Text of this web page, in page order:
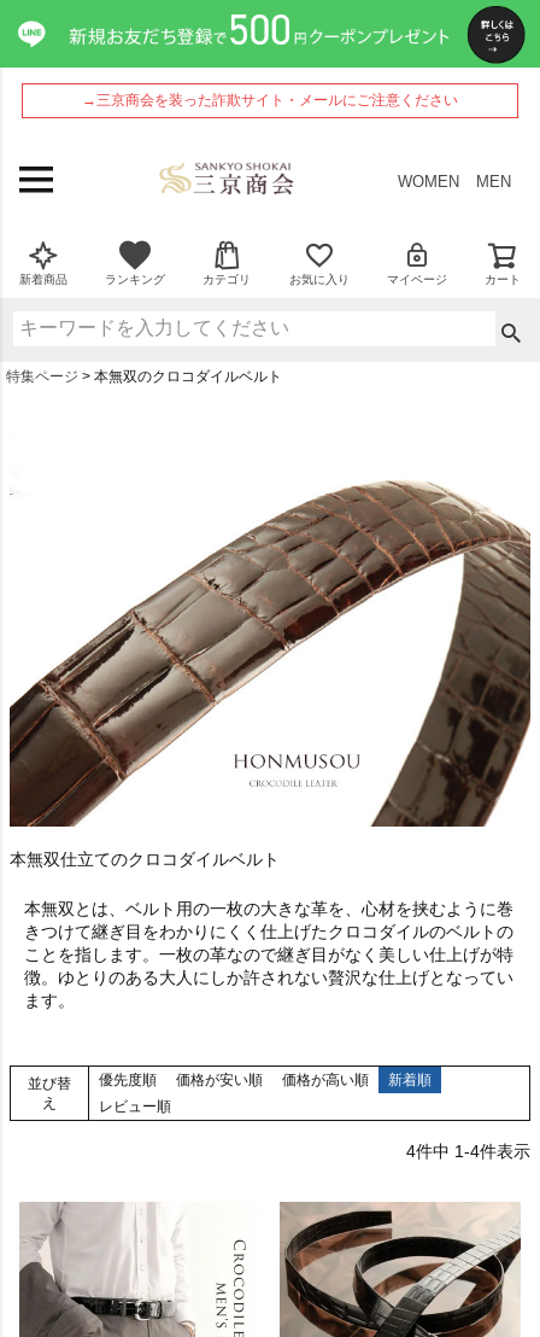
→三京商会を装った詐欺サイト・メールにご注意ください
WOMEN MEN
新着商品 ランキング カテゴリ お気に入り マイページ カート
特集ページ 本無双のクロコダイルベルト
本無双仕立てのクロコダイルベルト
本無双とは、ベルト用の一枚の大きな革を、心材を挟むように巻
きつけて継ぎ目をわかりにくく仕上げたクロコダイルのベルトの
ことを指します。一枚の革なので継ぎ目がなく美しい仕上げが特
徴。ゆとりのある大人にしか許されない贅沢な仕上げとなってい
ます。
並び替
え
優先度順 価格が安い順 価格が高い順
新着順
レビュー順
4件中 1-4件表示